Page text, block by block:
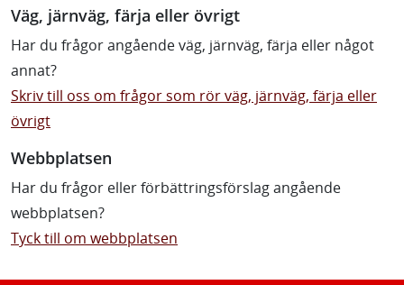
Väg, järnväg, färja eller övrigt
Har du frågor angående väg, järnväg, färja eller något
annat?
Skriv till oss om frågor som rör väg, järnväg, färja eller
övrigt
Webbplatsen
Har du frågor eller förbättringsförslag angående
webbplatsen?
Tyck till om webbplatsen